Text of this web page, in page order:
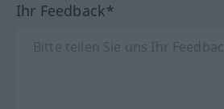
Ihr Feedback*